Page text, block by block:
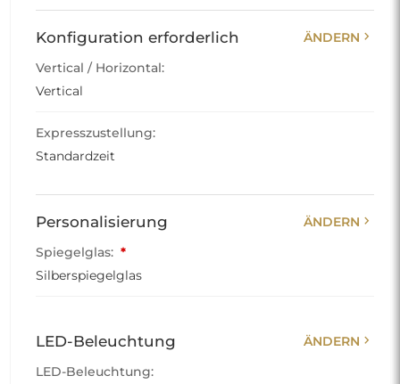
Konfiguration erforderlich ÄNDERN chevron_right
Vertical / Horizontal:
Vertical
Expresszustellung:
Standardzeit
Personalisierung ÄNDERN chevron_right
Spiegelglas: *
Silberspiegelglas
LED-Beleuchtung ÄNDERN chevron_right
LED-Beleuchtung: